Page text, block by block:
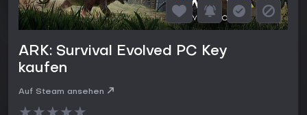
ARK: Survival Evolved PC Key
kaufen
Auf Steam ansehen